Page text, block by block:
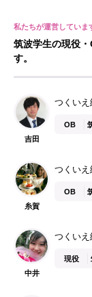
筑波学生の現役
す。
吉田
つくい
OB
糸賀
つくい
OB
中井
つくいえ
現役